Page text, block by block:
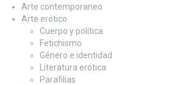
Arte contemporaneo
Arte erótico
Cuerpo y política
Fetichismo
Género e identidad
Literatura erótica
Parafilias